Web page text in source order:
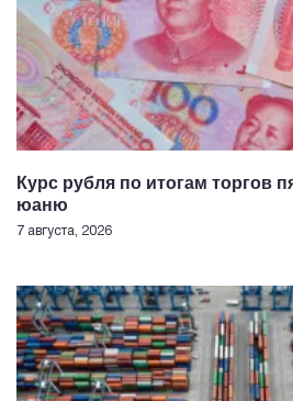
Курс рубля по итогам торгов
юаню
7 августа, 2026